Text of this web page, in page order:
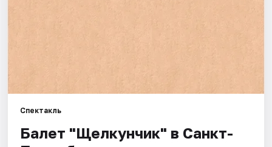
Спектакль
Балет "Щелкунчик" в Санкт-